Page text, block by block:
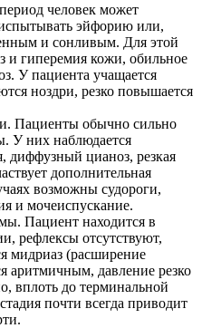
человек может
эйфорию или,
и сонливым. Для этой
и гиперемия кожи, обильное
У пациента учащается
ноздри, резко повышается
Пациенты обычно сильно
У них наблюдается
диффузный цианоз, резкая
дополнительная
возможны судороги,
и мочеиспускание.
Пациент находится в
рефлексы отсутствуют,
мидриаз (расширение
аритмичным, давление резко
вплоть до терминальной
почти всегда приводит